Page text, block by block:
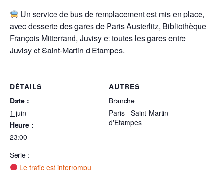
Un service de bus de remplacement est mis en place,
avec desserte des gares de Paris Austerlitz, Bibliothèque
François Mitterrand, Juvisy et toutes les gares entre
Juvisy et Saint-Martin d’Etampes.
DÉTAILS
Date :
1 juin
Heure :
23:00
Série :
Le trafic est interrompu
AUTRES
Branche
Paris - Saint-Martin
d'Etampes